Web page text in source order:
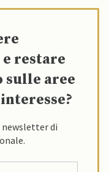
restare
sulle aree
di